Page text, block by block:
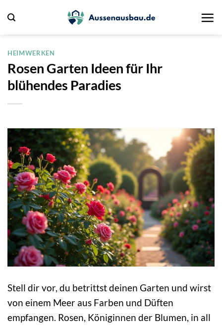
Inhalt
springen
HEIMWERKEN
Rosen Garten Ideen für Ihr
blühendes Paradies
Stell dir vor, du betrittst deinen Garten und wirst
von einem Meer aus Farben und Düften
empfangen. Rosen, Königinnen der Blumen, in all